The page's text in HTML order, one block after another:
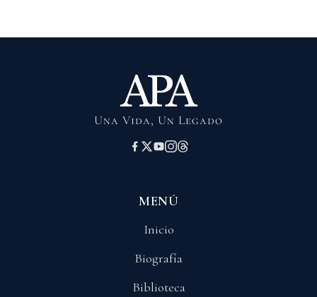
Una Vida, Un Legado
MENÚ
Inicio
Biografía
Biblioteca